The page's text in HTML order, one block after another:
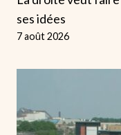
ses idées
7 août 2026